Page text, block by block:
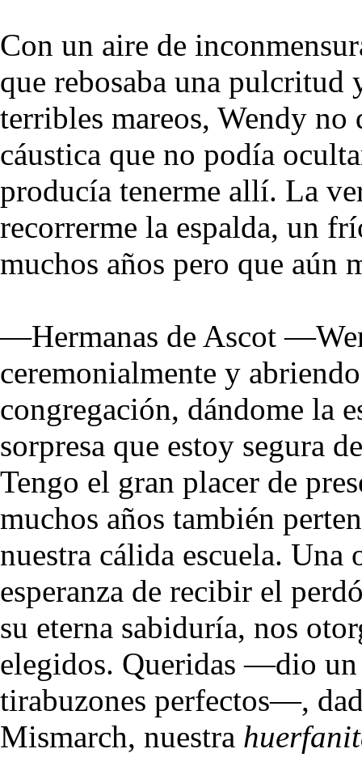
Con un aire de
que rebosaba una pulcritud
terribles mareos, Wendy no
cáustica que no podía
producía tenerme allí. La
recorrerme la espalda, un
muchos años pero que aún
—Hermanas de Ascot
ceremonialmente y
congregación, dándome la
sorpresa que estoy segura
Tengo el gran placer de
muchos años también
nuestra cálida escuela.
esperanza de recibir el
su eterna sabiduría, nos
elegidos. Queridas —dio
tirabuzones perfectos—,
Mismarch, nuestra